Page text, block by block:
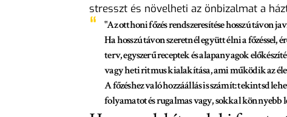
stresszt és növelheti az önbizalmat a
"Az otthoni főzés rendszeresítése hosszú távon
Ha hosszú távon szeretnél együtt élni a
terv, egyszerű receptek és alapanyagok
vagy heti ritmus kialakítása, ami működik az
A főzéshez való hozzáállás is számít: tekintsd
folyamatot és rugalmas vagy, sokkal könnyebb